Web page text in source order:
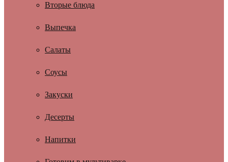
Вторые блюда
Выпечка
Салаты
Соусы
Закуски
Десерты
Напитки